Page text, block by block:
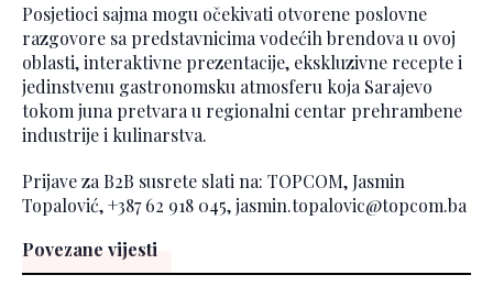
Posjetioci sajma mogu očekivati otvorene poslovne
razgovore sa predstavnicima vodećih brendova u ovoj
oblasti, interaktivne prezentacije, ekskluzivne recepte i
jedinstvenu gastronomsku atmosferu koja Sarajevo
tokom juna pretvara u regionalni centar prehrambene
industrije i kulinarstva.
Prijave za B2B susrete slati na: TOPCOM, Jasmin
Topalović, +387 62 918 045, jasmin.topalovic@topcom.ba
Povezane vijesti